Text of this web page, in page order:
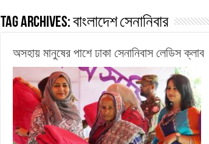
Tag Archives:বাংলাদেশ সেনানিবার
অসহায় মানুষের পাশে ঢাকা সেনানিবাস লেডিস ক্লাব